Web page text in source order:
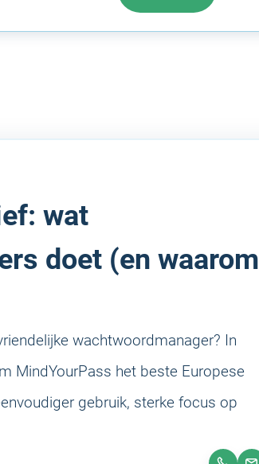
wat
doet (en waarom
wachtwoordmanager? In
MindYourPass het beste Europese
gebruik, sterke focus op